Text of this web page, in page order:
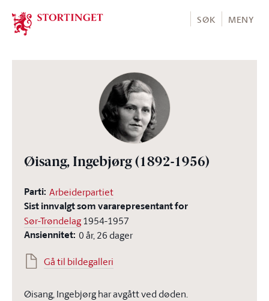
Stortinget.no
SØK MENY
Øisang, Ingebjørg (1892-1956)
Parti: Arbeiderpartiet
Sist innvalgt som vararepresentant for
Sør-Trøndelag1954-1957
Ansiennitet: 0 år, 26 dager
Gå til bildegalleri
Øisang, Ingebjørg har avgått ved døden.